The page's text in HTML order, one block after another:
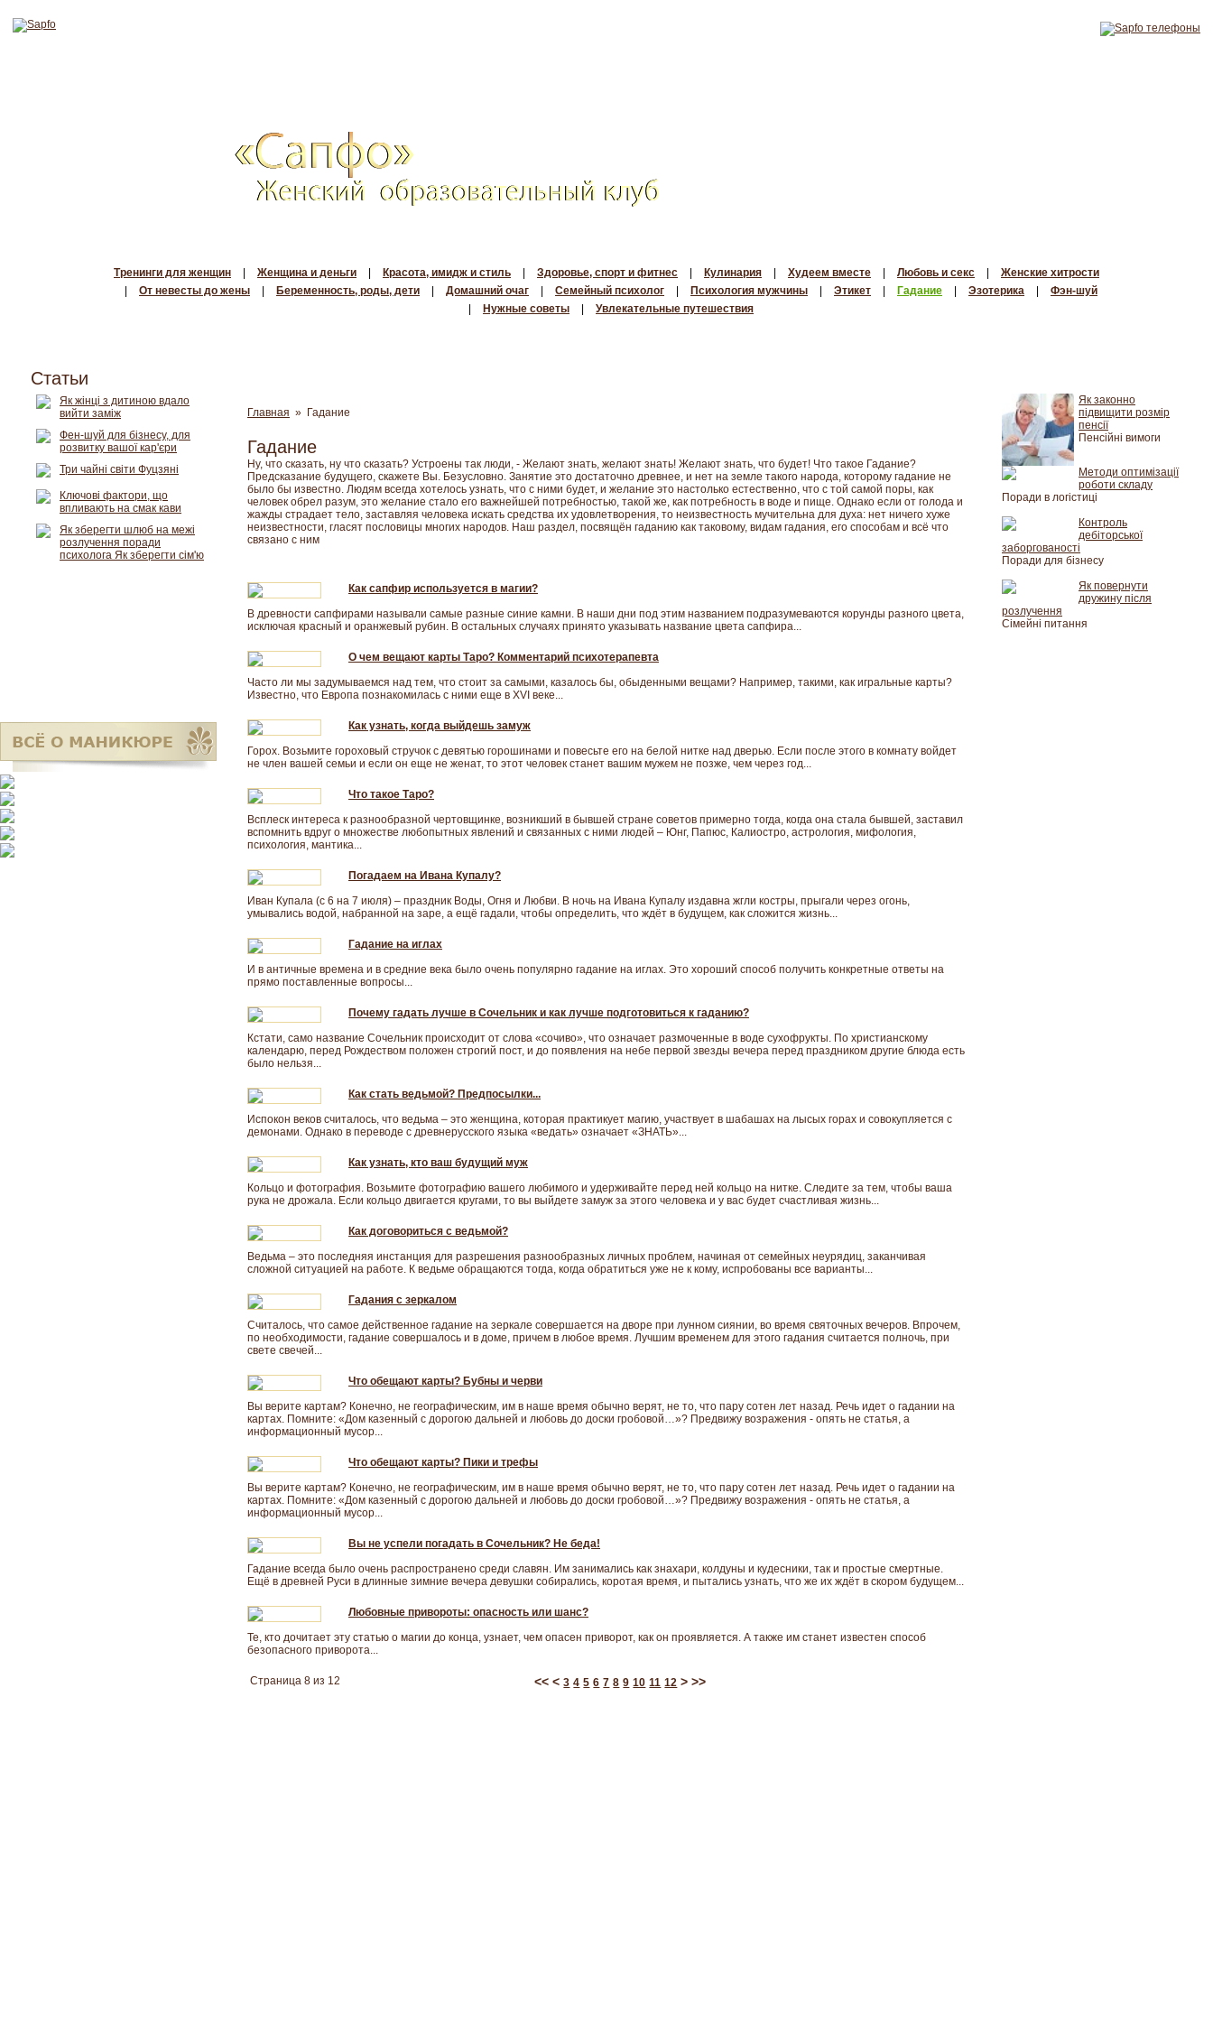
Тренинги для женщин Женщина и деньги Красота, имидж и стиль Здоровье, спорт и фитнес Кулинария Худеем вместе Любовь и секс
Женские хитрости
От невесты до жены Беременность, роды, дети Домашний очаг Семейный психолог Психология мужчины Этикет Гадание Эзотерика
Фэн-шуй
Нужные советы Увлекательные путешествия
Главная » Гадание
Гадание
Ну, что сказать, ну что сказать? Устроены так люди, - Желают знать, желают знать! Желают знать, что будет! Что такое Гадание?
Предсказание будущего, скажете Вы. Безусловно. Занятие это достаточно древнее, и нет на земле такого народа, которому гадание не
было бы известно. Людям всегда хотелось узнать, что с ними будет, и желание это настолько естественно, что c той самой поры, как
человек обрел разум, это желание стало его важнейшей потребностью, такой же, как потребность в воде и пище. Однако если от голода и
жажды страдает тело, заставляя человека искать средства их удовлетворения, то неизвестность мучительна для духа: нет ничего хуже
неизвестности, гласят пословицы многих народов. Наш раздел, посвящён гаданию как таковому, видам гадания, его способам и всё что
связано с ним
Как сапфир используется в магии?
В древности сапфирами называли самые разные синие камни. В наши дни под этим названием подразумеваются корунды разного цвета,
исключая красный и оранжевый рубин. В остальных случаях принято указывать название цвета сапфира...
О чем вещают карты Таро? Комментарий психотерапевта
Часто ли мы задумываемся над тем, что стоит за самыми, казалось бы, обыденными вещами? Например, такими, как игральные карты?
Известно, что Европа познакомилась с ними еще в XVI веке...
Как узнать, когда выйдешь замуж
Горох. Возьмите гороховый стручок с девятью горошинами и повесьте его на белой нитке над дверью. Если после этого в комнату войдет
не член вашей семьи и если он еще не женат, то этот человек станет вашим мужем не позже, чем через год...
Что такое Таро?
Всплеск интереса к разнообразной чертовщинке, возникший в бывшей стране советов примерно тогда, когда она стала бывшей, заставил
вспомнить вдруг о множестве любопытных явлений и связанных с ними людей – Юнг, Папюс, Калиостро, астрология, мифология,
психология, мантика...
Погадаем на Ивана Купалу?
Иван Купала (с 6 на 7 июля) – праздник Воды, Огня и Любви. В ночь на Ивана Купалу издавна жгли костры, прыгали через огонь,
умывались водой, набранной на заре, а ещё гадали, чтобы определить, что ждёт в будущем, как сложится жизнь...
Гадание на иглах
И в античные времена и в средние века было очень популярно гадание на иглах. Это хороший способ получить конкретные ответы на
прямо поставленные вопросы...
Почему гадать лучше в Сочельник и как лучше подготовиться к гаданию?
Кстати, само название Сочельник происходит от слова «сочиво», что означает размоченные в воде сухофрукты. По христианскому
календарю, перед Рождеством положен строгий пост, и до появления на небе первой звезды вечера перед праздником другие блюда есть
было нельзя...
Как стать ведьмой? Предпосылки...
Испокон веков считалось, что ведьма – это женщина, которая практикует магию, участвует в шабашах на лысых горах и совокупляется с
демонами. Однако в переводе с древнерусского языка «ведать» означает «ЗНАТЬ»...
Как узнать, кто ваш будущий муж
Кольцо и фотография. Возьмите фотографию вашего любимого и удерживайте перед ней кольцо на нитке. Следите за тем, чтобы ваша
рука не дрожала. Если кольцо двигается кругами, то вы выйдете замуж за этого человека и у вас будет счастливая жизнь...
Как договориться с ведьмой?
Ведьма – это последняя инстанция для разрешения разнообразных личных проблем, начиная от семейных неурядиц, заканчивая
сложной ситуацией на работе. К ведьме обращаются тогда, когда обратиться уже не к кому, испробованы все варианты...
Гадания с зеркалом
Считалось, что самое действенное гадание на зеркале совершается на дворе при лунном сиянии, во время святочных вечеров. Впрочем,
по необходимости, гадание совершалось и в доме, причем в любое время. Лучшим временем для этого гадания считается полночь, при
свете свечей...
Что обещают карты? Бубны и черви
Вы верите картам? Конечно, не географическим, им в наше время обычно верят, не то, что пару сотен лет назад. Речь идет о гадании на
картах. Помните: «Дом казенный с дорогою дальней и любовь до доски гробовой…»? Предвижу возражения - опять не статья, а
информационный мусор...
Что обещают карты? Пики и трефы
Вы верите картам? Конечно, не географическим, им в наше время обычно верят, не то, что пару сотен лет назад. Речь идет о гадании на
картах. Помните: «Дом казенный с дорогою дальней и любовь до доски гробовой…»? Предвижу возражения - опять не статья, а
информационный мусор...
Вы не успели погадать в Сочельник? Не беда!
Гадание всегда было очень распространено среди славян. Им занимались как знахари, колдуны и кудесники, так и простые смертные.
Ещё в древней Руси в длинные зимние вечера девушки собирались, коротая время, и пытались узнать, что же их ждёт в скором будущем...
Любовные привороты: опасность или шанс?
Те, кто дочитает эту статью о магии до конца, узнает, чем опасен приворот, как он проявляется. А также им станет известен способ
безопасного приворота...
Страница 8 из 12 <<<3 4 5 6 7 8 9 10 11 12 >>>
Статьи
Як жінці з дитиною вдало
вийти заміж
Фен-шуй для бізнесу, для
розвитку вашої кар'єри
Три чайні світи Фуцзяні
Ключові фактори, що
впливають на смак кави
Як зберегти шлюб на межі
розлучення поради
психолога Як зберегти сім'ю
Як законно
підвищити розмір
пенсії
Пенсійні вимоги
Методи оптимізації
роботи складу
Поради в логістиці
Контроль
дебіторської
заборгованості
Поради для бізнесу
Як повернути
дружину після
розлучення
Сімейні питання